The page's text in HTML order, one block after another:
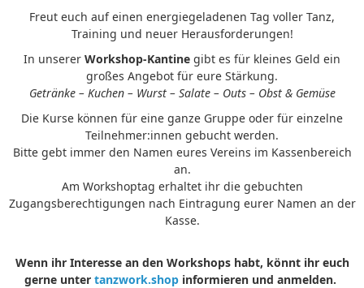
Freut euch auf einen energiegeladenen Tag voller Tanz,
Training und neuer Herausforderungen!
In unserer Workshop-Kantine gibt es für kleines Geld ein
großes Angebot für eure Stärkung.
Getränke – Kuchen – Wurst – Salate – Outs – Obst & Gemüse
Die Kurse können für eine ganze Gruppe oder für einzelne
Teilnehmer:innen gebucht werden.
Bitte gebt immer den Namen eures Vereins im Kassenbereich
an.
Am Workshoptag erhaltet ihr die gebuchten
Zugangsberechtigungen nach Eintragung eurer Namen an der
Kasse.
Wenn ihr Interesse an den Workshops habt, könnt ihr euch
gerne unter tanzwork.shop informieren und anmelden.